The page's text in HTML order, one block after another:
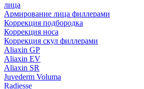
лица
Армирование лица филлерами
Коррекция подбородка
Коррекция носа
Коррекция скул филлерами
Aliaxin GP
Aliaxin EV
Aliaxin SR
Juvederm Voluma
Radiesse